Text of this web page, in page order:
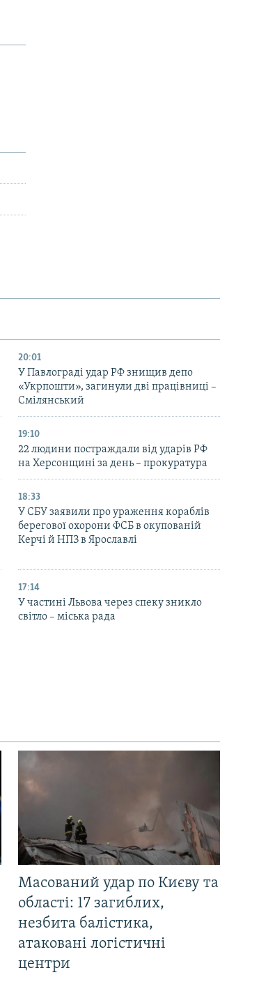
20:01
У Павлограді удар РФ знищив депо
«Укрпошти», загинули дві працівниці –
Смілянський
19:10
22 людини постраждали від ударів РФ
на Херсонщині за день – прокуратура
18:33
У СБУ заявили про ураження кораблів
берегової охорони ФСБ в окупованій
Керчі й НПЗ в Ярославлі
17:14
У частині Львова через спеку зникло
світло – міська рада
Масований удар по Києву та
області: 17 загиблих,
незбита балістика,
атаковані логістичні
центри